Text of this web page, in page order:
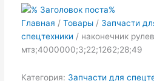
Главная / Товары/ Запчасти
спецтехники / наконечник
мтз;4000000;3;22;1262;28;49
Категория: Запчасти для